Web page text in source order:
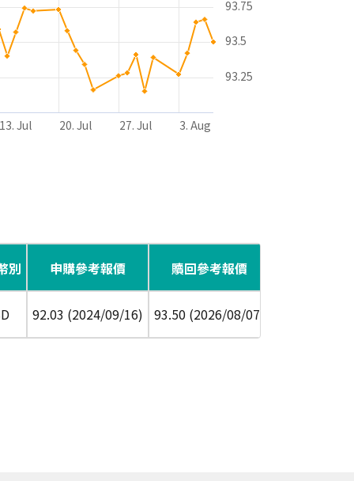
Jul 20. Jul 27. Jul 3. Aug
93.25
93.5
93.75
別 申購參考報價 贖回參考報價
92.03 (2024/09/16) 93.50 (2026/08/07)